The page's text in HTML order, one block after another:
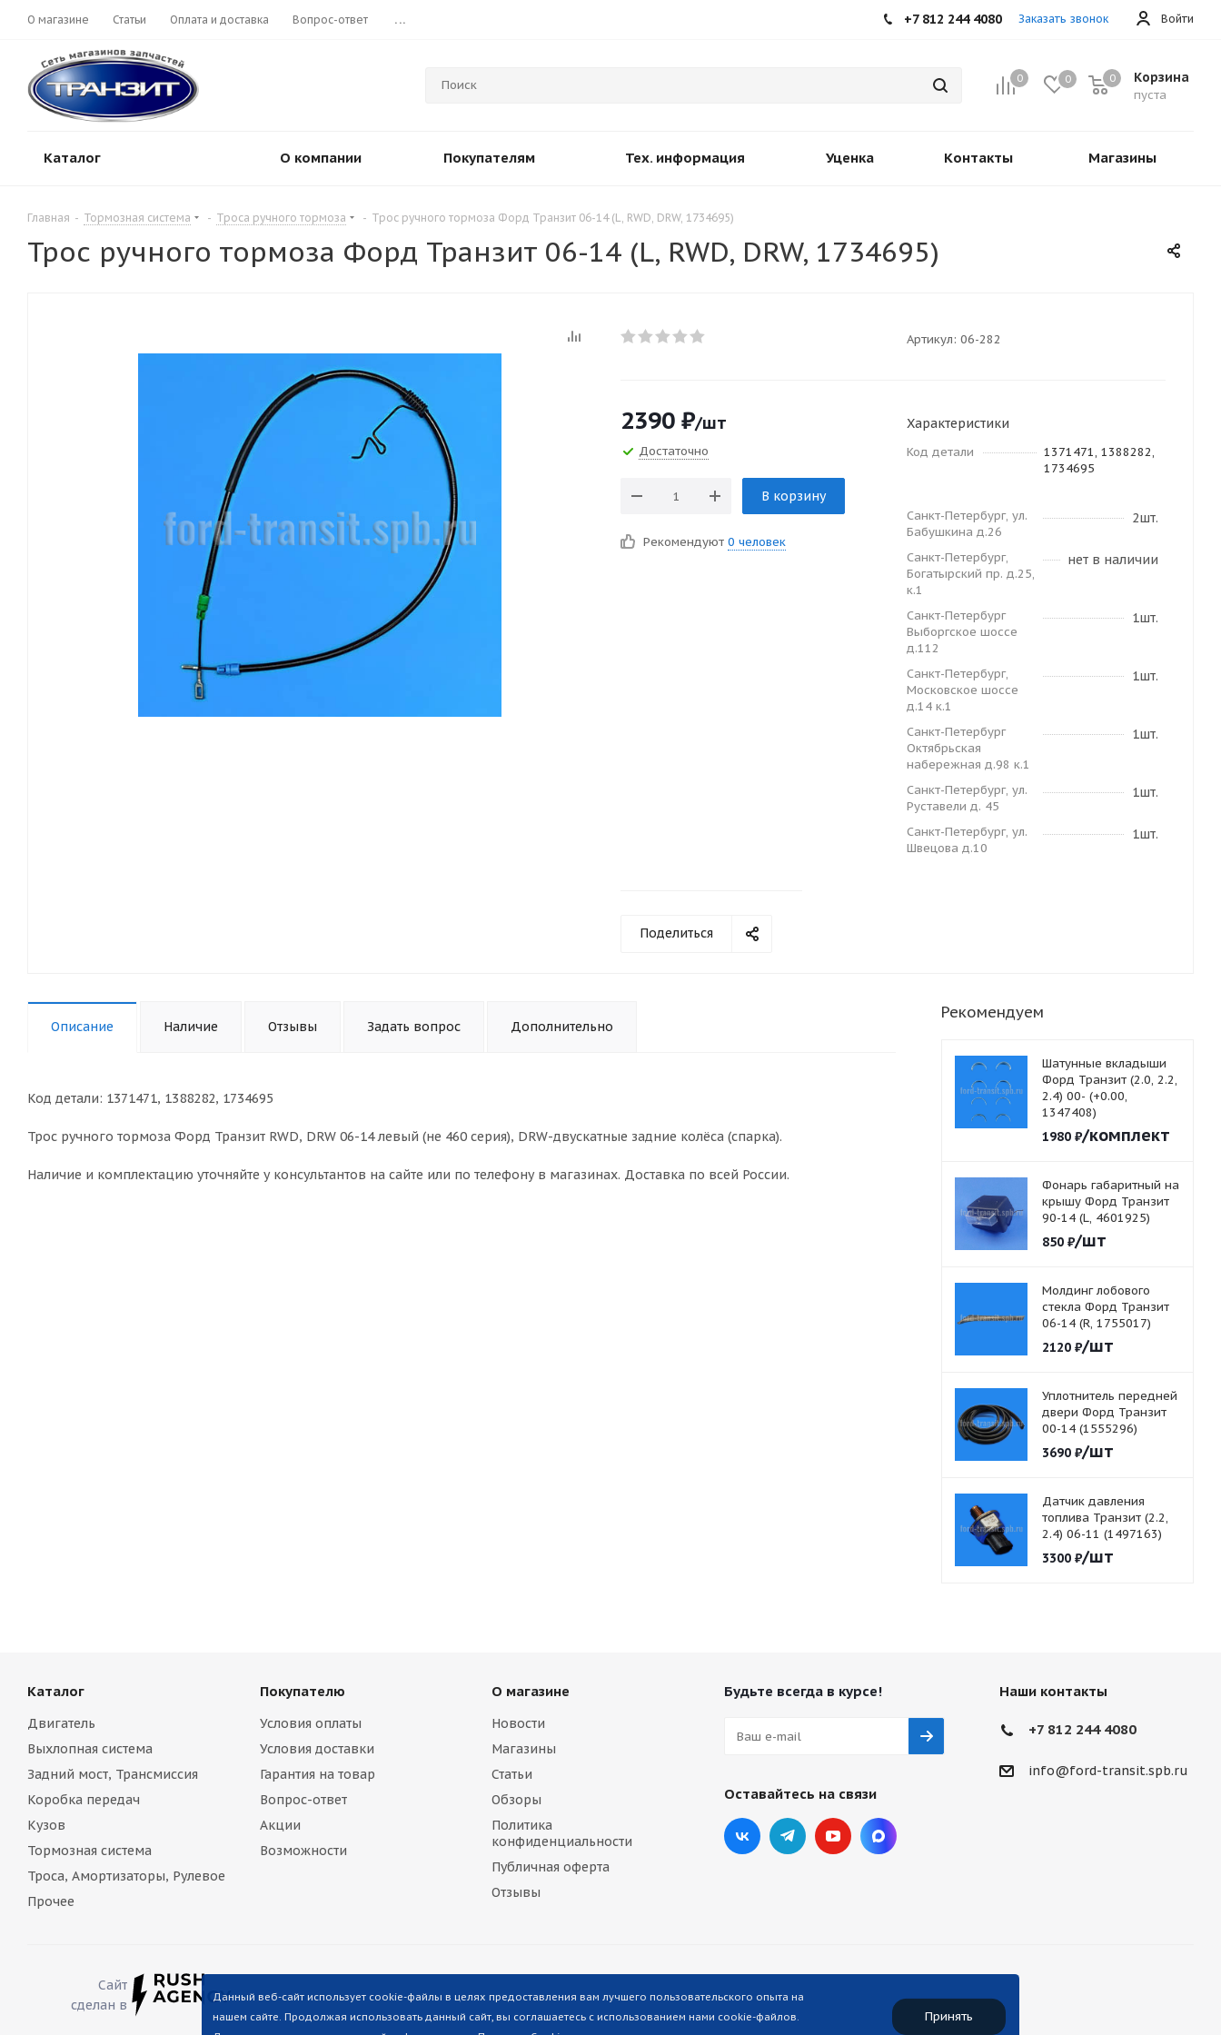
О магазине Статьи Оплата и доставка Вопрос-ответ ... Войти
+7 812 244 4080 Заказать звонок
0 0 Корзина
пуста
0
Каталог О компании Покупателям Тех. информация Уценка Контакты Магазины
Главная - Тормозная система - Троса ручного тормоза - Трос ручного тормоза Форд Транзит 06-14 (L, RWD, DRW, 1734695)
Трос ручного тормоза Форд Транзит 06-14 (L, RWD, DRW, 1734695)
Артикул: 06-282
2390 ₽/шт
Достаточно
В корзину
Рекомендуют 0 человек
Характеристики
Код детали
1371471, 1388282,
1734695
Санкт-Петербург, ул.
Бабушкина д.26
2шт.
Санкт-Петербург,
Богатырский пр. д.25,
к.1
нет в наличии
Санкт-Петербург
Выборгское шоссе
д.112
1шт.
Санкт-Петербург,
Московское шоссе
д.14 к.1
1шт.
Санкт-Петербург
Октябрьская
набережная д.98 к.1
1шт.
Санкт-Петербург, ул.
Руставели д. 45
1шт.
Санкт-Петербург, ул.
Швецова д.10
1шт.
Поделиться
Описание Наличие Отзывы Задать вопрос Дополнительно
Код детали: 1371471, 1388282, 1734695
Трос ручного тормоза Форд Транзит RWD, DRW 06-14 левый (не 460 серия), DRW-двускатные задние колёса (спарка).
Наличие и комплектацию уточняйте у консультантов на сайте или по телефону в магазинах. Доставка по всей России.
Рекомендуем
Шатунные вкладыши
Форд Транзит (2.0, 2.2,
2.4) 00- (+0.00,
1347408)
1980₽/комплект
Фонарь габаритный на
крышу Форд Транзит
90-14 (L, 4601925)
850₽/шт
Молдинг лобового
стекла Форд Транзит
06-14 (R, 1755017)
2120₽/шт
Уплотнитель передней
двери Форд Транзит
00-14 (1555296)
3690₽/шт
Датчик давления
топлива Транзит (2.2,
2.4) 06-11 (1497163)
3300₽/шт
Каталог
Двигатель
Выхлопная система
Задний мост, Трансмиссия
Коробка передач
Кузов
Тормозная система
Троса, Амортизаторы, Рулевое
Прочее
Покупателю
Условия оплаты
Условия доставки
Гарантия на товар
Вопрос-ответ
Акции
Возможности
О магазине
Новости
Магазины
Статьи
Обзоры
Политика
конфиденциальности
Публичная оферта
Отзывы
Будьте всегда в курсе!
Оставайтесь на связи
Наши контакты
+7 812 244 4080
info@ford-transit.spb.ru
Сайт
сделан в
Данный веб-сайт использует cookie-файлы в целях предоставления вам лучшего пользовательского опыта на
нашем сайте. Продолжая использовать данный сайт, вы соглашаетесь с использованием нами cookie-файлов.
Принять